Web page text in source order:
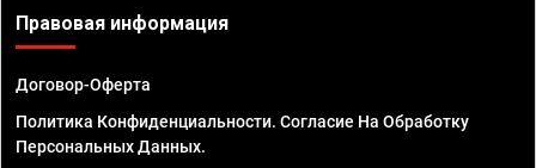
Правовая информация
Договор-Оферта
Политика Конфиденциальности. Согласие На Обработку
Персональных Данных.